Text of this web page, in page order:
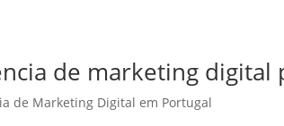
de marketing digital
de Marketing Digital em Portugal